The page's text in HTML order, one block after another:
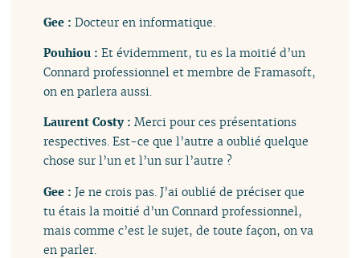
Gee :Docteur en informatique.
Pouhiou :Et évidemment, tu es la moitié d’un
Connard professionnel et membre de Framasoft,
on en parlera aussi.
Laurent Costy :Merci pour ces présentations
respectives. Est-ce que l’autre a oublié quelque
chose sur l’un et l’un sur l’autre ?
Gee :Je ne crois pas. J’ai oublié de préciser que
tu étais la moitié d’un Connard professionnel,
mais comme c’est le sujet, de toute façon, on va
en parler.